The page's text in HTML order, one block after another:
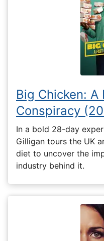
Big Chicken: A
Conspiracy
In a bold 28-day
Gilligan tours the UK
diet to uncover the
industry behind it.